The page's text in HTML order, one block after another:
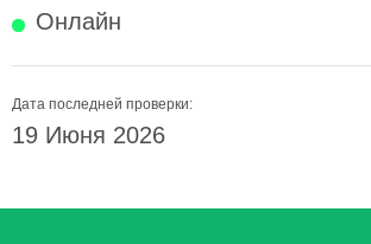
Онлайн
Дата последней проверки:
19 Июня 2026